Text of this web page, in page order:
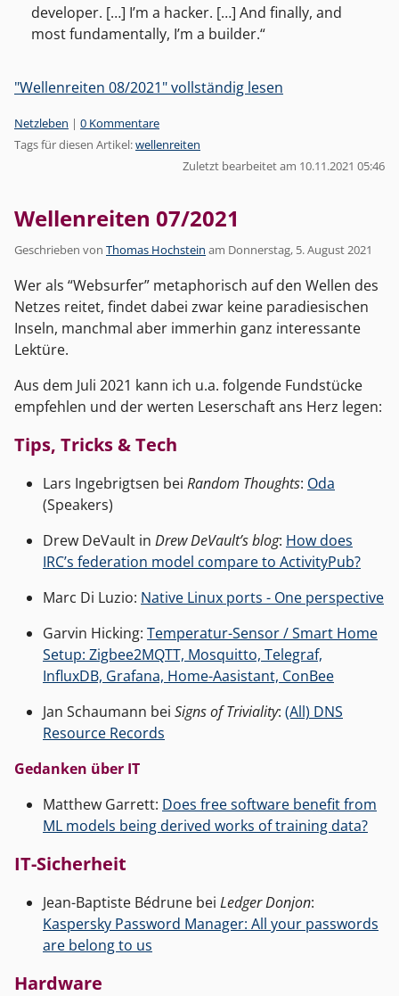
developer. […] I’m a hacker. […] And finally, and
most fundamentally, I’m a builder.
"Wellenreiten 08/2021" vollständig lesen
Kategorien:
Netzleben | 0 Kommentare
Tags für diesen Artikel:wellenreiten
Zuletzt bearbeitet am 10.11.2021 05:46
Wellenreiten 07/2021
Geschrieben von Thomas Hochstein am Donnerstag, 5. August 2021
Wer als “Websurfer” metaphorisch auf den Wellen des
Netzes reitet, findet dabei zwar keine paradiesischen
Inseln, manchmal aber immerhin ganz interessante
Lektüre.
Aus dem Juli 2021 kann ich u.a. folgende Fundstücke
empfehlen und der werten Leserschaft ans Herz legen:
Tips, Tricks & Tech
Lars Ingebrigtsen bei Random Thoughts: Oda
(Speakers)
Drew DeVault in Drew DeVault’s blog: How does
IRC’s federation model compare to ActivityPub?
Marc Di Luzio: Native Linux ports - One perspective
Garvin Hicking: Temperatur-Sensor / Smart Home
Setup: Zigbee2MQTT, Mosquitto, Telegraf,
InfluxDB, Grafana, Home-Aasistant, ConBee
Jan Schaumann bei Signs of Triviality: (All) DNS
Resource Records
Gedanken über IT
Matthew Garrett: Does free software benefit from
ML models being derived works of training data?
IT-Sicherheit
Jean-Baptiste Bédrune bei Ledger Donjon:
Kaspersky Password Manager: All your passwords
are belong to us
Hardware